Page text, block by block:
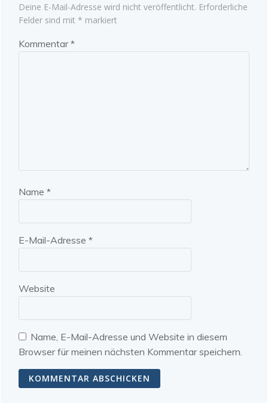
Deine E-Mail-Adresse wird nicht veröffentlicht. Erforderliche
Felder sind mit * markiert
Kommentar*
Name *
E-Mail-Adresse *
Website
Name, E-Mail-Adresse und Website in diesem
Browser für meinen nächsten Kommentar speichern.